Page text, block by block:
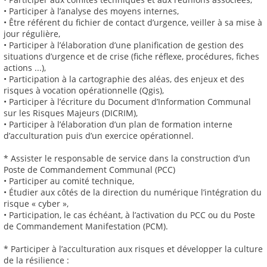
• Participer à l’analyse des moyens internes,
• Être référent du fichier de contact d’urgence, veiller à sa mise à
jour régulière,
• Participer à l’élaboration d’une planification de gestion des
situations d’urgence et de crise (fiche réflexe, procédures, fiches
actions ...),
• Participation à la cartographie des aléas, des enjeux et des
risques à vocation opérationnelle (Qgis),
• Participer à l’écriture du Document d’Information Communal
sur les Risques Majeurs (DICRIM),
• Participer à l’élaboration d’un plan de formation interne
d’acculturation puis d’un exercice opérationnel.
* Assister le responsable de service dans la construction d’un
Poste de Commandement Communal (PCC)
• Participer au comité technique,
• Étudier aux côtés de la direction du numérique l’intégration du
risque « cyber »,
• Participation, le cas échéant, à l’activation du PCC ou du Poste
de Commandement Manifestation (PCM).
* Participer à l’acculturation aux risques et développer la culture
de la résilience :